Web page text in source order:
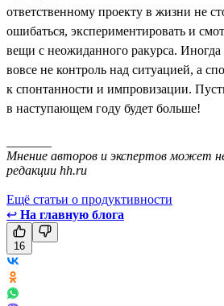
ответственному проекту в жизни не
ошибаться, экспериментировать и
вещи с неожиданного ракурса. Иногда
вовсе не контроль над ситуацией, а
к спонтанности и импровизации.
в наступающем году будет больше!
Мнение авторов и экспертов может
редакции hh.ru
Ещё статьи о продуктивности
↩ На главную блога
16